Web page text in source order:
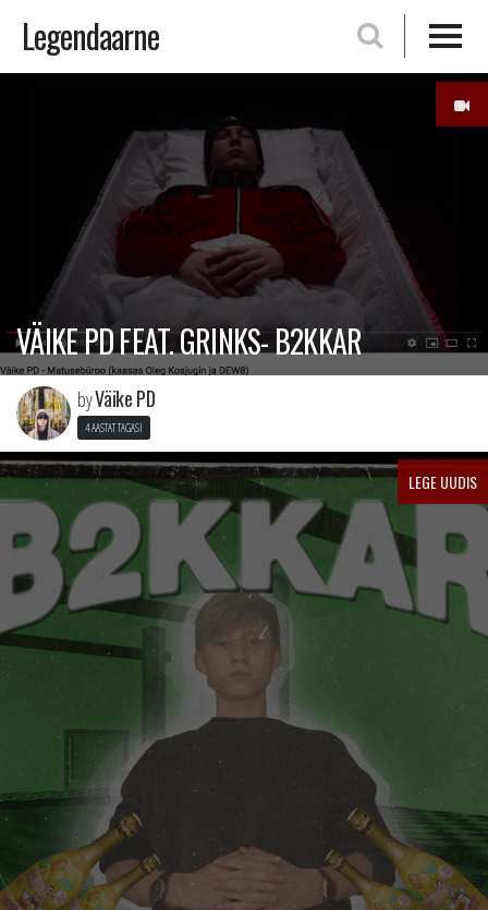
Legendaarne
VÄIKE PD FEAT. GRINKS- B2KKAR
byVäike PD
4 AASTAT TAGASI
LEGE UUDIS